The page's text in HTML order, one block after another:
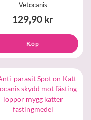
Vetocanis
129,90 kr
Köp